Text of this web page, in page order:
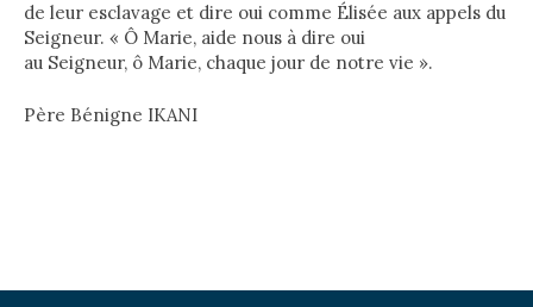
de leur esclavage et dire oui comme Élisée aux appels du
Seigneur. « Ô Marie, aide nous à dire oui
au Seigneur, ô Marie, chaque jour de notre vie ».
Père Bénigne IKANI